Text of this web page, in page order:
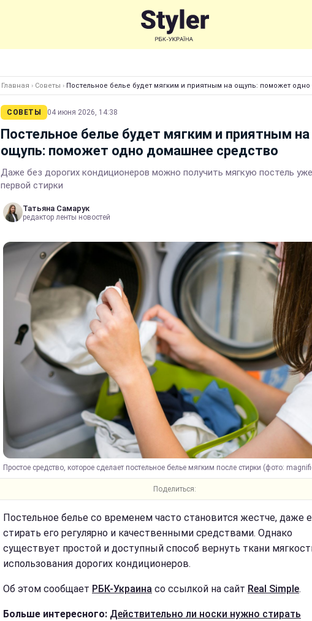
Главная › Советы › Постельное белье будет мягким и приятным на ощупь: поможет
СОВЕТЫ 04 июня 2026, 14:38
Постельное белье будет мягким и приятным на
ощупь: поможет одно домашнее средство
Даже без дорогих кондиционеров можно получить мягкую постель
первой стирки
Татьяна Самарук
редактор ленты новостей
Простое средство, которое сделает постельное белье мягким после стирки (фото:
Поделиться:
Постельное белье со временем часто становится жестче, даже
стирать его регулярно и качественными средствами. Однако
существует простой и доступный способ вернуть ткани
использования дорогих кондиционеров.
Об этом сообщает РБК-Украина со ссылкой на сайт Real Simple.
Больше интересного: Действительно ли носки нужно стирать